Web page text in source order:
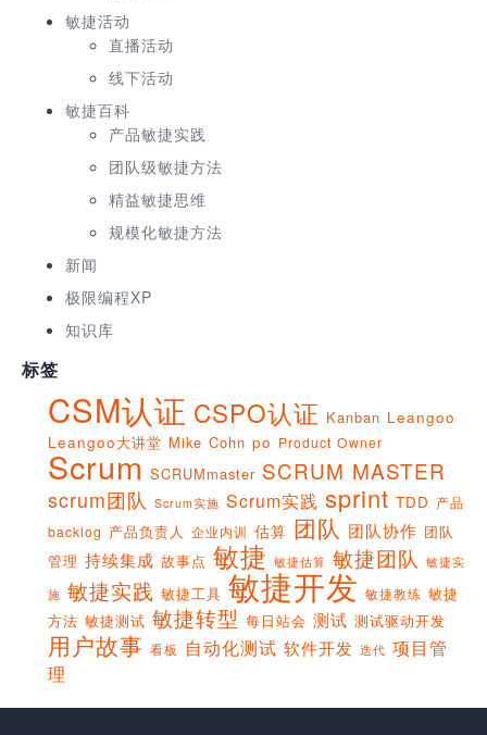
敏捷活动
直播活动
线下活动
敏捷百科
产品敏捷实践
团队级敏捷方法
精益敏捷思维
规模化敏捷方法
新闻
极限编程XP
知识库
标签
CSM认证 CSPO认证 Kanban Leangoo
Leangoo大讲堂 Mike Cohn po Product Owner
Scrum SCRUMmaster SCRUM MASTER
scrum团队 Scrum实施 Scrum实践 sprint TDD 产品
backlog 产品负责人 企业内训 估算 团队 团队协作 团队
管理 持续集成 故事点 敏捷 敏捷估算 敏捷团队 敏捷实
施 敏捷实践 敏捷工具 敏捷开发 敏捷教练 敏捷
方法 敏捷测试 敏捷转型 每日站会 测试 测试驱动开发
用户故事 看板 自动化测试 软件开发 迭代 项目管
理